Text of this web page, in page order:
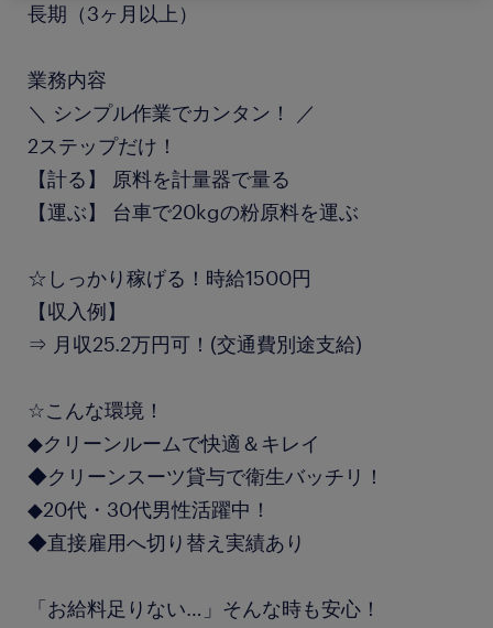
長期（3ヶ月以上）
業務内容
＼ シンプル作業でカンタン！ ／
2ステップだけ！
【計る】 原料を計量器で量る
【運ぶ】 台車で20kgの粉原料を運ぶ
☆しっかり稼げる！時給1500円
【収入例】
⇒ 月収25.2万円可！(交通費別途支給)
☆こんな環境！
◆クリーンルームで快適＆キレイ
◆クリーンスーツ貸与で衛生バッチリ！
◆20代・30代男性活躍中！
◆直接雇用へ切り替え実績あり
「お給料足りない…」そんな時も安心！